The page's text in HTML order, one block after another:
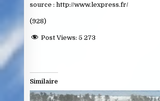
source : http://www.lexpress.fr/
(928)
Post Views: 5 273
Similaire